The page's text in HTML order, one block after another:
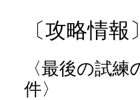
〔攻略情報〕
〈最後の試
件〉